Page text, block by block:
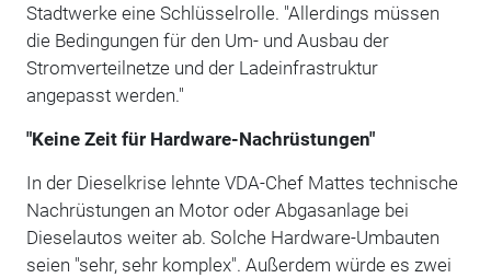
Stadtwerke eine Schlüsselrolle. "Allerdings müssen
die Bedingungen für den Um- und Ausbau der
Stromverteilnetze und der Ladeinfrastruktur
angepasst werden."
"Keine Zeit für Hardware-Nachrüstungen"
In der Dieselkrise lehnte VDA-Chef Mattes technische
Nachrüstungen an Motor oder Abgasanlage bei
Dieselautos weiter ab. Solche Hardware-Umbauten
seien "sehr, sehr komplex". Außerdem würde es zwei